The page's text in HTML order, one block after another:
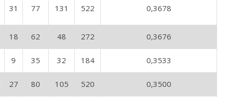
31 77 131 522 0,3678
18 62 48 272 0,3676
9 35 32 184 0,3533
27 80 105 520 0,3500